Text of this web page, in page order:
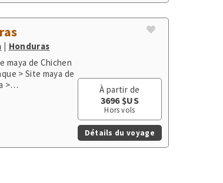
Honduras
maya de Chichen
> Site maya de
>
À partir de
3696 $US
Hors vols
Détails du voyage